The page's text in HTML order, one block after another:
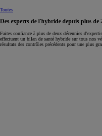
Toutes
Des experts de l'hybride depuis plus de
Faites confiance à plus de deux décennies
effectuent un bilan de santé hybride sur tous nos
résultats des contrôles précédents pour une plus